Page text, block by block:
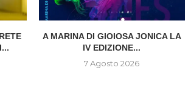
A MARINA DI GIOIOSA JONICA LA
IV EDIZIONE...
7 Agosto 2026